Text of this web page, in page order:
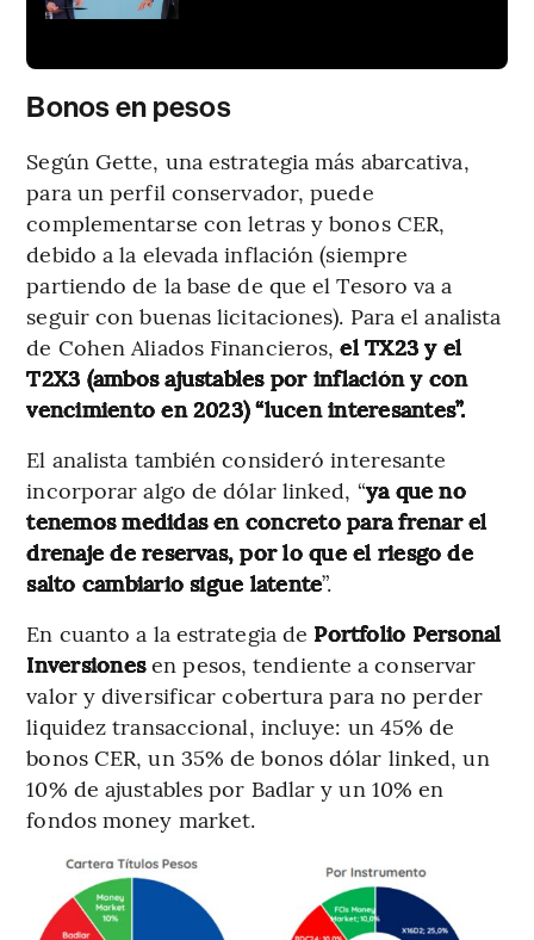
Bonos en pesos
Según Gette, una estrategia más abarcativa,
para un perfil conservador, puede
complementarse con letras y bonos CER,
debido a la elevada inflación (siempre
partiendo de la base de que el Tesoro va a
seguir con buenas licitaciones). Para el analista
de Cohen Aliados Financieros,el TX23 y el
T2X3 (ambos ajustables por inflación y con
vencimiento en 2023) “lucen interesantes”.
El analista también consideró interesante
incorporar algo de dólar linked, “ya que no
tenemos medidas en concreto para frenar el
drenaje de reservas, por lo que el riesgo de
salto cambiario sigue latente”.
En cuanto a la estrategia de Portfolio Personal
Inversionesen pesos, tendiente a conservar
valor y diversificar cobertura para no perder
liquidez transaccional, incluye: un 45% de
bonos CER, un 35% de bonos dólar linked, un
10% de ajustables por Badlar y un 10% en
fondos money market.